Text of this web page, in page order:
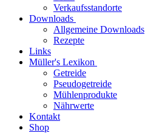
Verkaufsstandorte
Downloads
Allgemeine Downloads
Rezepte
Links
Müller's Lexikon
Getreide
Pseudogetreide
Mühlenprodukte
Nährwerte
Kontakt
Shop